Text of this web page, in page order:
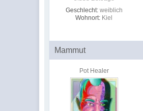
Geschlecht: weiblich
Wohnort: Kiel
Mammut
Pot Healer